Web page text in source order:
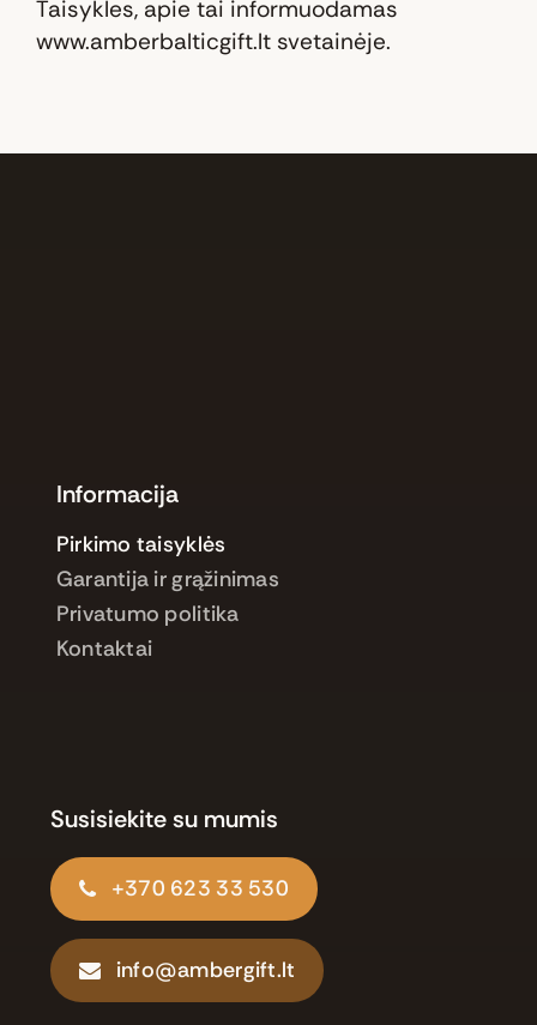
Taisykles, apie tai informuodamas
www.amberbalticgift.lt svetainėje.
Informacija
Pirkimo taisyklės
Garantija ir grąžinimas
Privatumo politika
Kontaktai
Susisiekite su mumis
+370 623 33 530
info@ambergift.lt